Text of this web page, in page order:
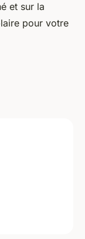
et sur la
pour votre